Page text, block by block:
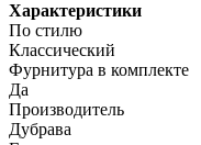
Характеристики
По стилю
Классический
Фурнитура в комплекте
Да
Производитель
Дубрава